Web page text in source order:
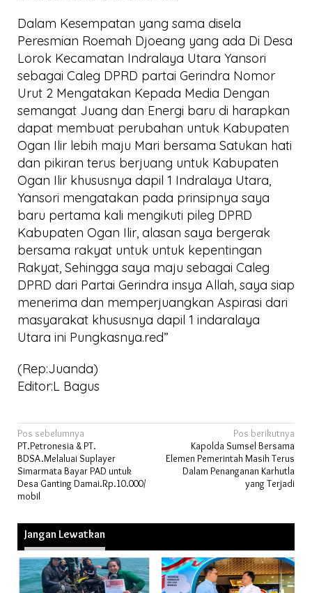
Dalam Kesempatan yang sama disela
Peresmian Roemah Djoeang yang ada Di Desa
Lorok Kecamatan Indralaya Utara Yansori
sebagai Caleg DPRD partai Gerindra Nomor
Urut 2 Mengatakan Kepada Media Dengan
semangat Juang dan Energi baru di harapkan
dapat membuat perubahan untuk Kabupaten
Ogan Ilir lebih maju Mari bersama Satukan hati
dan pikiran terus berjuang untuk Kabupaten
Ogan Ilir khususnya dapil 1 Indralaya Utara,
Yansori mengatakan pada prinsipnya saya
baru pertama kali mengikuti pileg DPRD
Kabupaten Ogan Ilir, alasan saya bergerak
bersama rakyat untuk untuk kepentingan
Rakyat, Sehingga saya maju sebagai Caleg
DPRD dari Partai Gerindra insya Allah, saya siap
menerima dan memperjuangkan Aspirasi dari
masyarakat khususnya dapil 1 indaralaya
Utara ini Pungkasnya.red”
(Rep:Juanda)
Editor:L Bagus
Navigasi
pos
Pos sebelumnya
PT.Petronesia & PT.
BDSA.Melaluai Suplayer
Simarmata Bayar PAD untuk
Desa Ganting Damai.Rp.10.000/
mobil
Pos berikutnya
Kapolda Sumsel Bersama
Elemen Pemerintah Masih Terus
Dalam Penanganan Karhutla
yang Terjadi
Jangan Lewatkan